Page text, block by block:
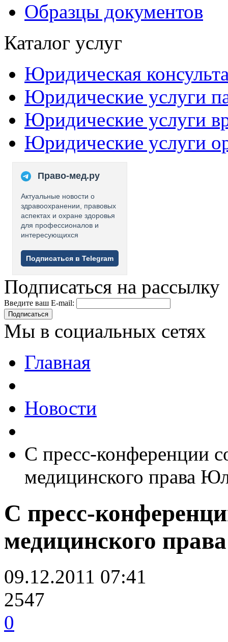
Образцы документов
Каталог услуг
Юридическая
Юридические услуги
Юридические услуги
Юридические услуги
Право-мед.ру
Актуальные новости о
здравоохранении, правовых
аспектах и охране здоровья
для профессионалов и
интересующихся
Подписаться в Telegram
Подписаться на рассылку
Введите ваш E-mail:
Подписаться
Мы в социальных сетях
Главная
Новости
С пресс-конференции
медицинского права
С пресс-
медицинского
09.12.2011 07:41
2547
0